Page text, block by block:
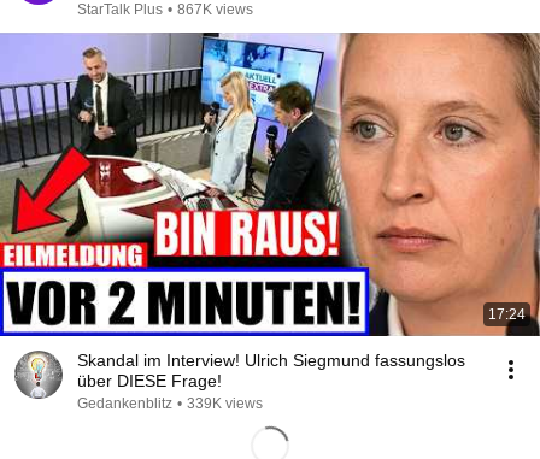
StarTalk Plus • 867K views
17:24
Skandal im Interview! Ulrich Siegmund fassungslos
über DIESE Frage!
Gedankenblitz • 339K views